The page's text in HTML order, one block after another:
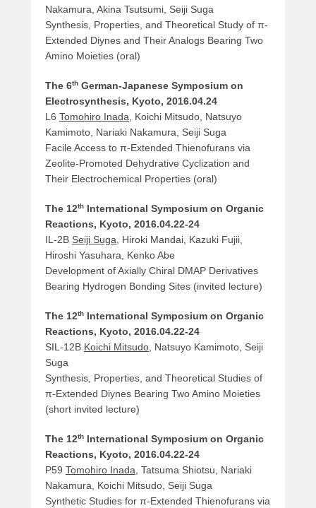
Nakamura, Akina Tsutsumi, Seiji Suga
Synthesis, Properties, and Theoretical Study of π-
Extended Diynes and Their Analogs Bearing Two
Amino Moieties (oral)
The 6th German-Japanese Symposium on
Electrosynthesis, Kyoto, 2016.04.24
L6 Tomohiro Inada , Koichi Mitsudo, Natsuyo
Kamimoto, Nariaki Nakamura, Seiji Suga
Facile Access to π-Extended Thienofurans via
Zeolite-Promoted Dehydrative Cyclization and
Their Electrochemical Properties (oral)
The 12th International Symposium on Organic
Reactions, Kyoto, 2016.04.22-24
IL-2B Seiji Suga , Hiroki Mandai, Kazuki Fujii,
Hiroshi Yasuhara, Kenko Abe
Development of Axially Chiral DMAP Derivatives
Bearing Hydrogen Bonding Sites (invited lecture)
The 12th International Symposium on Organic
Reactions, Kyoto, 2016.04.22-24
SIL-12B Koichi Mitsudo , Natsuyo Kamimoto, Seiji
Suga
Synthesis, Properties, and Theoretical Studies of
π-Extended Diynes Bearing Two Amino Moieties
(short invited lecture)
The 12th International Symposium on Organic
Reactions, Kyoto, 2016.04.22-24
P59 Tomohiro Inada , Tatsuma Shiotsu, Nariaki
Nakamura, Koichi Mitsudo, Seiji Suga
Synthetic Studies for π-Extended Thienofurans via